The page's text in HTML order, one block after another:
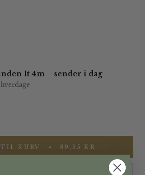
1t 4m – sender i dag
KURV 89,95 KR